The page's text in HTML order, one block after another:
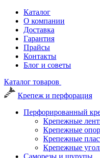
Каталог
О компании
Доставка
Гарантия
Прайсы
Контакты
Блог и советы
Каталог товаров
Крепеж и перфорация
Перфорированный
Крепежные
Крепежные
Крепежные
Крепежные
Саморезы и шурупы